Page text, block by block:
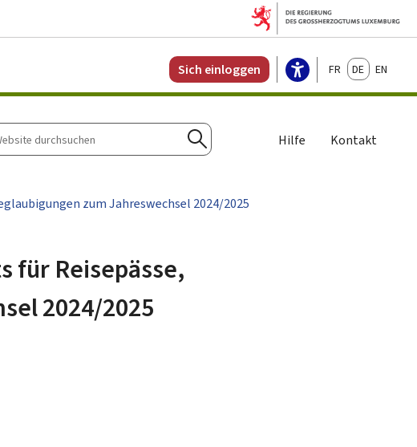
Sich einloggen FrançaisDeutschEnglish
Suchen
Hilfe Kontakt
zum Jahreswechsel 2024/2025
für Reisepässe,
2024/2025